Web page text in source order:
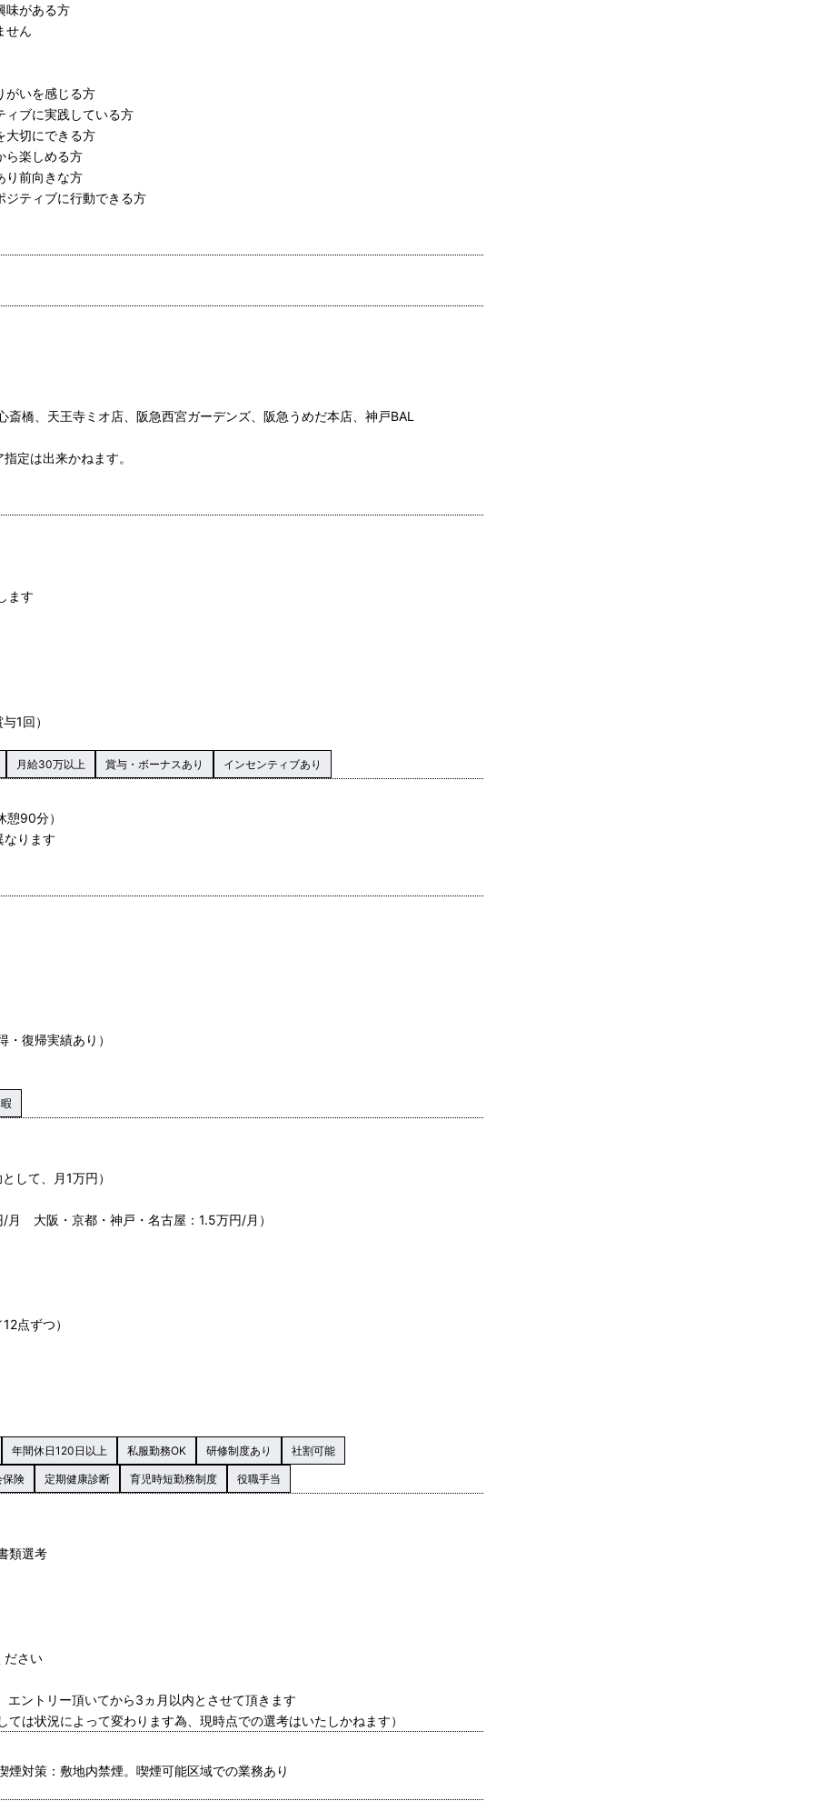
味がある方
せん
がいを感じる方
ィブに実践している方
大切にできる方
ら楽しめる方
り前向きな方
ジティブに行動できる方
斎橋、天王寺ミオ店、阪急西宮ガーデンズ、阪急うめだ本店、神戸BAL
定は出来かねます。
ます
1回）
月給30万以上 賞与・ボーナスあり インセンティブあり
90分）
なります
復帰実績あり）
して、月1万円）
月 大阪・京都・神戸・名古屋：1.5万円/月）
点ずつ）
年間休日120日以上 私服勤務OK 研修制度あり 社割可能
保険 定期健康診断 育児時短勤務制度 役職手当
類選考
ださい
エントリー頂いてから3ヵ月以内とさせて頂きます
ては状況によって変わります為、現時点での選考はいたしかねます）
煙対策：敷地内禁煙。喫煙可能区域での業務あり